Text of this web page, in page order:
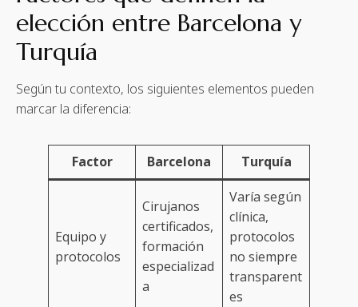
elección entre Barcelona y
Turquía
Según tu contexto, los siguientes elementos pueden
marcar la diferencia:
Factor Barcelona Turquía
Equipo y
protocolos
Cirujanos
certificados,
formación
especializad
a
Varía según
clínica,
protocolos
no siempre
transparent
es